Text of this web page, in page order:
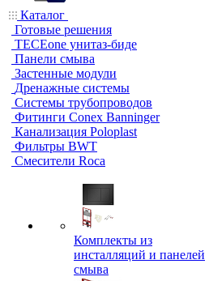
Каталог
Готовые решения
TECEone унитаз-биде
Панели смыва
Застенные модули
Дренажные системы
Системы трубопроводов
Фитинги Conex Banninger
Канализация Poloplast
Фильтры BWT
Смесители Roca
Комплекты из
инсталляций и панелей
смыва